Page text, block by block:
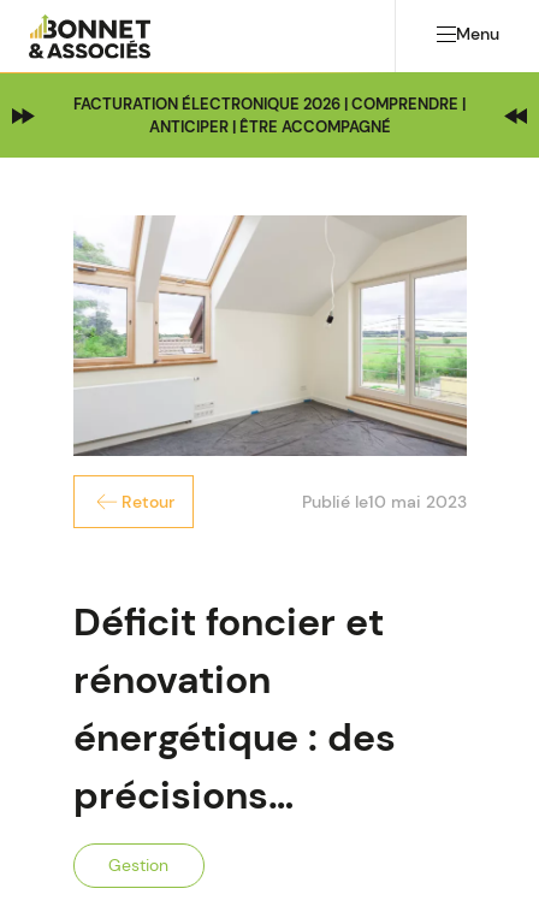
Menu
FACTURATION ÉLECTRONIQUE 2026 | COMPRENDRE |
ANTICIPER | ÊTRE ACCOMPAGNÉ
Retour Publié le10 mai 2023
Déficit foncier et
rénovation
énergétique : des
précisions…
Gestion